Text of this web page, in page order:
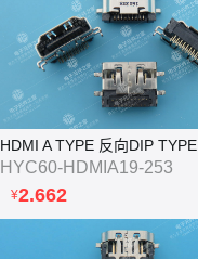
HDMI A TYPE 反向DIP TYPE
HYC60-HDMIA19-253
¥2.662